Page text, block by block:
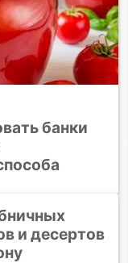
банки
и десертов